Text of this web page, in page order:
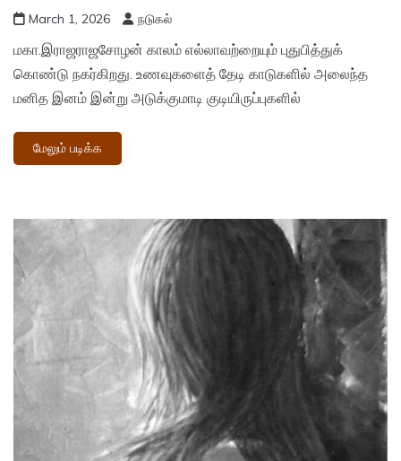
March 1, 2026 நடுகல்
மகா.இராஜராஜசோழன் காலம் எல்லாவற்றையும் புதுபித்துக்
கொண்டு நகர்கிறது. உணவுகளைத் தேடி காடுகளில் அலைந்த
மனித இனம் இன்று அடுக்குமாடி குடியிருப்புகளில்
மேலும் படிக்க